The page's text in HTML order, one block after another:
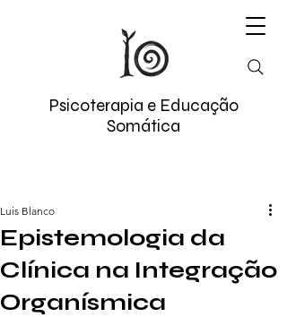
Psicoterapia e Educação
Somática
Epistemologia da
Clínica na Integração
Organísmica
Luis Blanco